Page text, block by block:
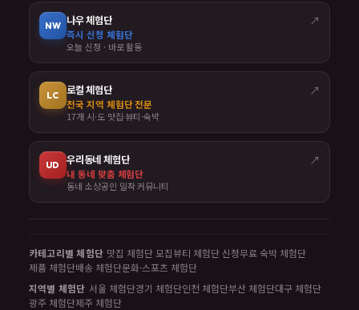
NW 나우 체험단 ↗
즉시 신청 체험단
오늘 신청 · 바로 활동
LC 로컬 체험단 ↗
전국 지역 체험단 전문
17개 시·도 맛집·뷰티·숙박
UD 우리동네 체험단 ↗
내 동네 맞춤 체험단
동네 소상공인 밀착 커뮤니티
카테고리별 체험단 맛집 체험단 모집뷰티 체험단 신청무료 숙박 체험단
제품 체험단배송 체험단문화·스포츠 체험단
지역별 체험단 서울 체험단경기 체험단인천 체험단부산 체험단대구 체험단
광주 체험단제주 체험단